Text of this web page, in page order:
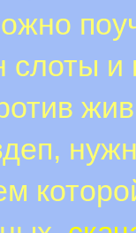
слоты